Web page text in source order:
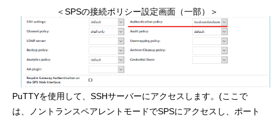
＜SPSの接続ポリシー設定画面（一部）＞
PuTTYを使用して、SSHサーバーにアクセスします。(ここで
は、ノントランスペアレントモードでSPSにアクセスし、ポート